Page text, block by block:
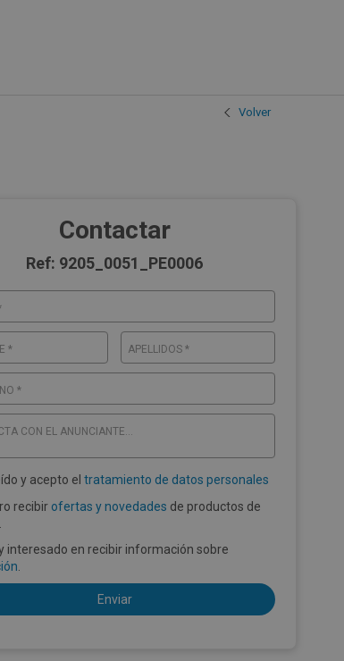
Volver
Contactar
Ref: 9205_0051_PE0006
* APELLIDOS *
*
CON EL ANUNCIANTE...
y acepto el tratamiento de datos personales
recibir ofertas y novedades de productos de
interesado en recibir información sobre
.